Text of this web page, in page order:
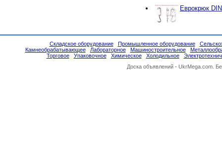
Еврокрюк
Складское оборудование Промышленное оборудование
Камнеобрабатывающее
Лабораторное Машиностроительное
Торговое
Упаковочное Химическое Холодильное
Доска объявлений - UkrMega.com.